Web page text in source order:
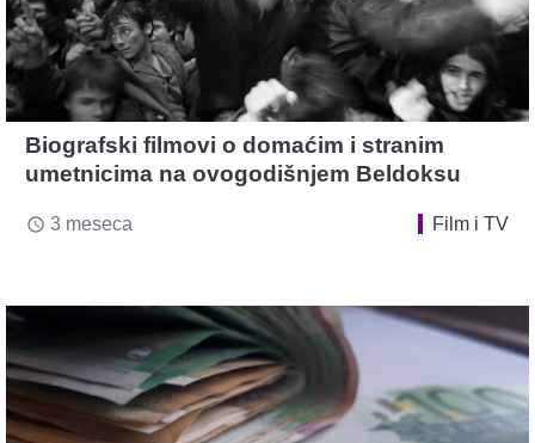
Biografski filmovi o domaćim i stranim
umetnicima na ovogodišnjem Beldoksu
access_time 3 meseca Film i TV